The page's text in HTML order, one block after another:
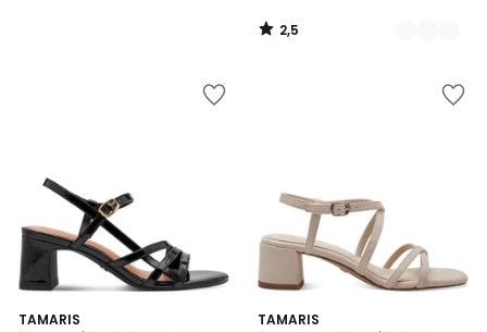
2,5
/
TAMARIS
2
TAMARIS
4,8
2